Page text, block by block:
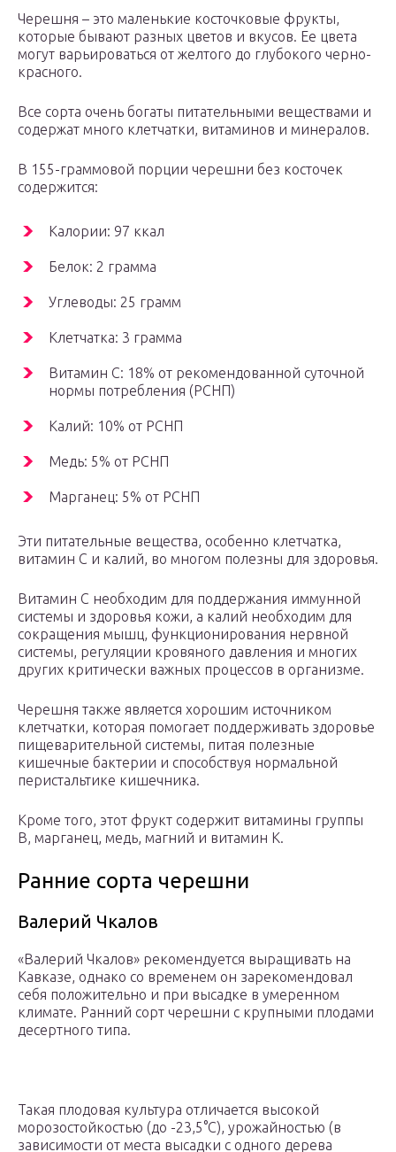
Черешня – это маленькие косточковые фрукты,
которые бывают разных цветов и вкусов. Ее цвета
могут варьироваться от желтого до глубокого черно-
красного.
Все сорта очень богаты питательными веществами и
содержат много клетчатки, витаминов и минералов.
В 155-граммовой порции черешни без косточек
содержится:
Калории: 97 ккал
Белок: 2 грамма
Углеводы: 25 грамм
Клетчатка: 3 грамма
Витамин C: 18% от рекомендованной суточной
нормы потребления (РСНП)
Калий: 10% от РСНП
Медь: 5% от РСНП
Марганец: 5% от РСНП
Эти питательные вещества, особенно клетчатка,
витамин C и калий, во многом полезны для здоровья.
Витамин C необходим для поддержания иммунной
системы и здоровья кожи, а калий необходим для
сокращения мышц, функционирования нервной
системы, регуляции кровяного давления и многих
других критически важных процессов в организме.
Черешня также является хорошим источником
клетчатки, которая помогает поддерживать здоровье
пищеварительной системы, питая полезные
кишечные бактерии и способствуя нормальной
перистальтике кишечника.
Кроме того, этот фрукт содержит витамины группы
B, марганец, медь, магний и витамин K.
Ранние сорта черешни
Валерий Чкалов
«Валерий Чкалов» рекомендуется выращивать на
Кавказе, однако со временем он зарекомендовал
себя положительно и при высадке в умеренном
климате. Ранний сорт черешни с крупными плодами
десертного типа.
Такая плодовая культура отличается высокой
морозостойкостью (до -23,5°С), урожайностью (в
зависимости от места высадки с одного дерева